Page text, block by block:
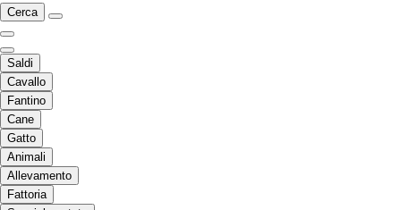
Cerca
Saldi
Cavallo
Fantino
Cane
Gatto
Animali
Allevamento
Fattoria